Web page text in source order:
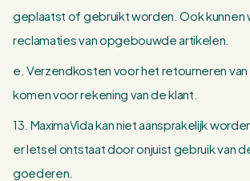
geplaatst of gebruikt worden. Ook kunnen
reclamaties van opgebouwde artikelen.
e. Verzendkosten voor het retourneren
komen voor rekening van de klant.
13. MaximaVida kan niet aansprakelijk
er letsel ontstaat door onjuist gebruik van
goederen.